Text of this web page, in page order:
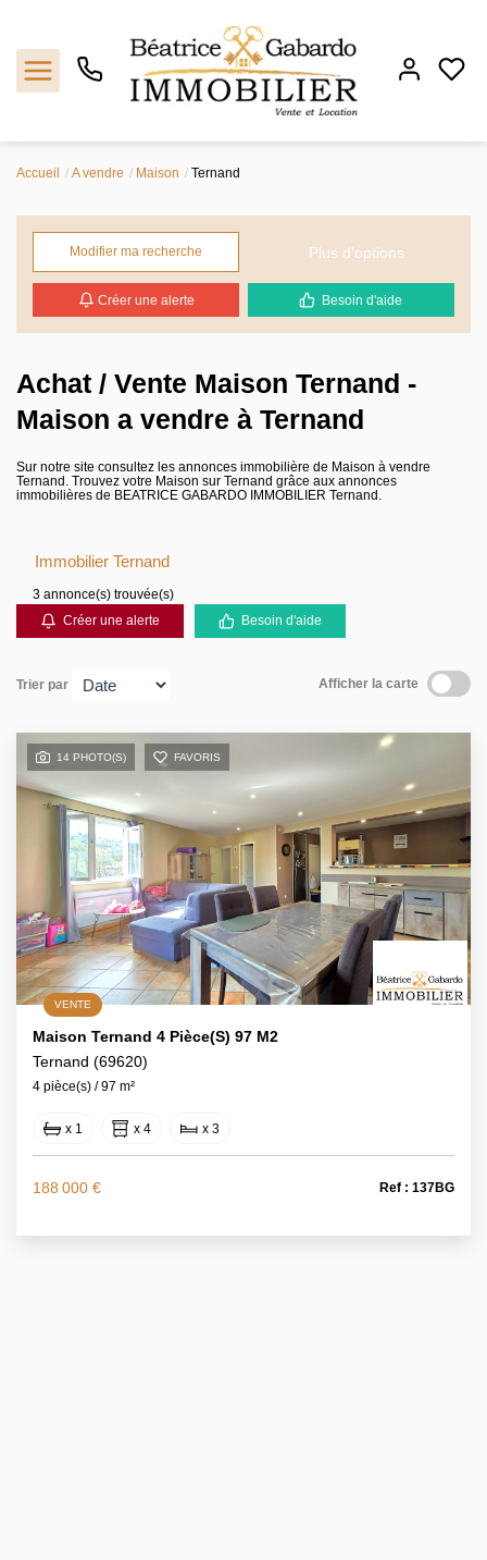
Ventes
Locations
Estimation
Biens vendus
Contact
Accueil A vendre Maison Ternand
Modifier ma recherche Plus d'options
Créer une alerte Besoin d'aide
Achat / Vente Maison Ternand -
Maison a vendre à Ternand
Sur notre site consultez les annonces immobilière de Maison à vendre
Ternand. Trouvez votre Maison sur Ternand grâce aux annonces
immobilières de BEATRICE GABARDO IMMOBILIER Ternand.
Immobilier Ternand
3 annonce(s) trouvée(s)
Créer une alerte
Besoin d'aide
Trier par Afficher la carte
14 PHOTO(S) FAVORIS
VENTE
Maison Ternand 4 Pièce(s) 97 M2
Ternand (69620)
4 pièce(s) / 97 m²
x 1 x 4 x 3
188 000 € Ref : 137BG